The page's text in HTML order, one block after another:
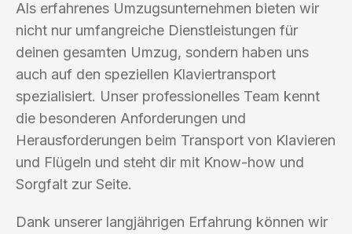
Als erfahrenes Umzugsunternehmen bieten wir
nicht nur umfangreiche Dienstleistungen für
deinen gesamten Umzug, sondern haben uns
auch auf den speziellen Klaviertransport
spezialisiert. Unser professionelles Team kennt
die besonderen Anforderungen und
Herausforderungen beim Transport von Klavieren
und Flügeln und steht dir mit Know-how und
Sorgfalt zur Seite.
Dank unserer langjährigen Erfahrung können wir